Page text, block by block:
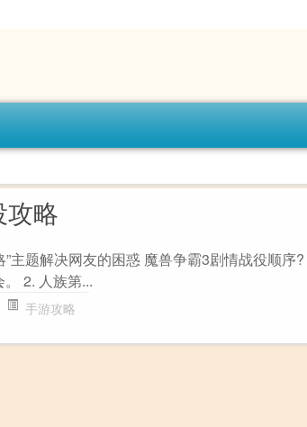
攻略
主题解决网友的困惑 魔兽争霸3剧情战役顺序
2. 人族第...
手游攻略